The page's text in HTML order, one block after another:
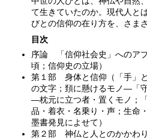
て生きていたのか。現代人と
びとの信仰の在り方を、さま
目次
序論 「信仰社会史」へのア
頃；信仰史の立場）
第１部 身体と信仰（「手」
の文字；頚に懸けるモノ—「
—枕元に立つ者・置くモノ；
品・着衣・名乗り・声；生命
墨書発見によせて）
第２部 神仏と人とのかかわ